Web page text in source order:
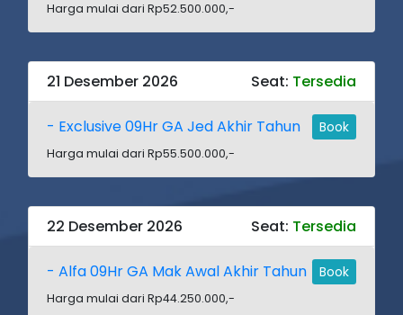
Harga mulai dari Rp52.500.000,-
21 Desember 2026 Seat: Tersedia
- Exclusive 09Hr GA Jed Akhir Tahun Book
Harga mulai dari Rp55.500.000,-
22 Desember 2026 Seat: Tersedia
- Alfa 09Hr GA Mak Awal Akhir Tahun Book
Harga mulai dari Rp44.250.000,-